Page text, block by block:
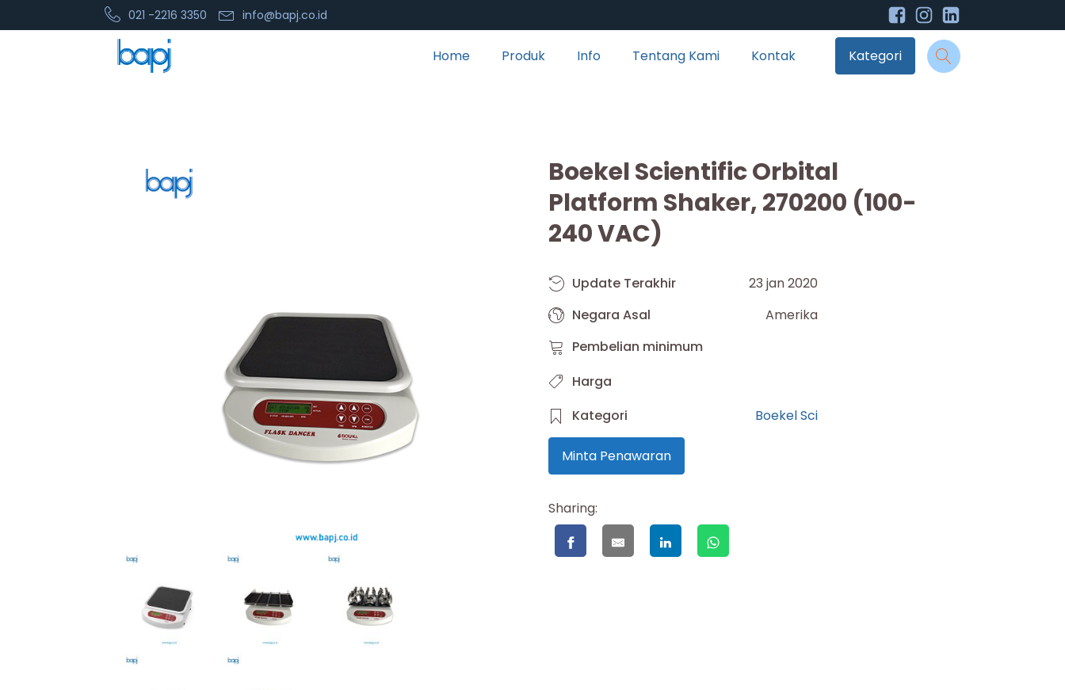
021 -2216 3350 info@bapj.co.id
Home Produk Info Tentang Kami Kontak Kategori
Boekel Scientific Orbital
Platform Shaker, 270200 (100-
240 VAC)
Update Terakhir
23 jan 2020
Negara Asal
Amerika
Pembelian minimum
Harga
Kategori
Boekel Sci
Minta Penawaran
Sharing: